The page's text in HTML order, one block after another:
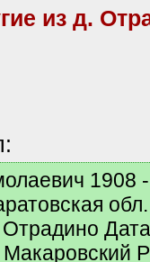
из д.
1908